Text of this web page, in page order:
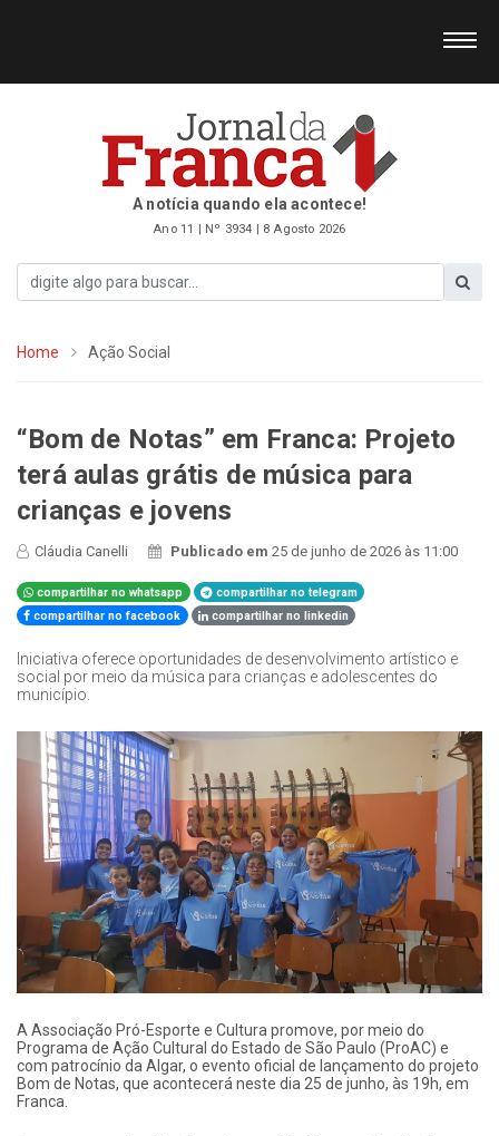
A notícia quando ela acontece!
Ano 11 | Nº 3934 | 8 Agosto 2026
Home Ação Social
“Bom de Notas” em Franca: Projeto
terá aulas grátis de música para
crianças e jovens
Cláudia Canelli Publicado em25 de junho de 2026 às 11:00
compartilhar no whatsapp
compartilhar no telegram
compartilhar no facebook
compartilhar no linkedin
Iniciativa oferece oportunidades de desenvolvimento artístico e
social por meio da música para crianças e adolescentes do
município.
A Associação Pró-Esporte e Cultura promove, por meio do
Programa de Ação Cultural do Estado de São Paulo (ProAC) e
com patrocínio da Algar, o evento oficial de lançamento do projeto
Bom de Notas, que acontecerá neste dia 25 de junho, às 19h, em
Franca.